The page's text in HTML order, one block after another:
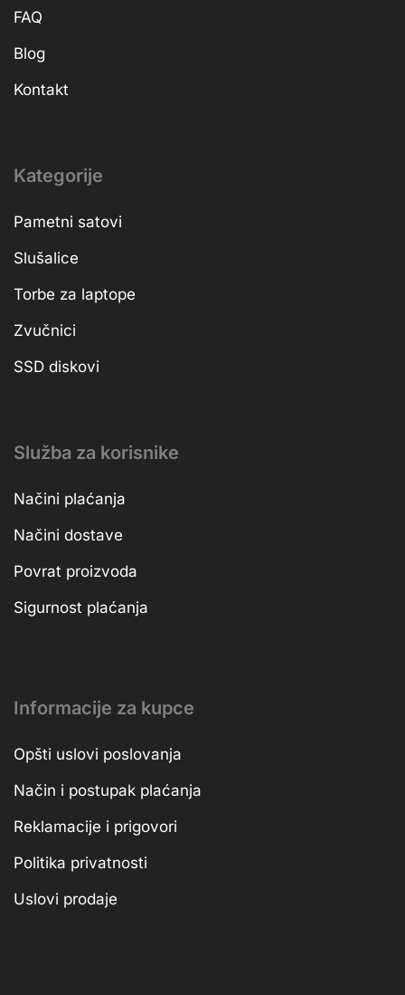
FAQ
Blog
Kontakt
Kategorije
Pametni satovi
Slušalice
Torbe za laptope
Zvučnici
SSD diskovi
Služba za korisnike
Načini plaćanja
Načini dostave
Povrat proizvoda
Sigurnost plaćanja
Informacije za kupce
Opšti uslovi poslovanja
Način i postupak plaćanja
Reklamacije i prigovori
Politika privatnosti
Uslovi prodaje